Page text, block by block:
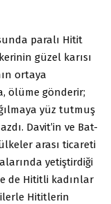
paralı Hitit
güzel karısı
ortaya
ölüme gönderir;
yüz tutmuş
Davit’in ve Bat-
arası ticareti
yetiştirdiği
de Hititli kadınlar
Hititlerin